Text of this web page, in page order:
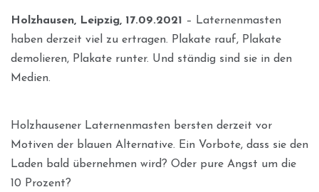
Holzhausen, Leipzig, 17.09.2021
– Laternenmasten
haben derzeit viel zu ertragen. Plakate rauf, Plakate
demolieren, Plakate runter. Und ständig sind sie in den
Medien.
Holzhausener Laternenmasten bersten derzeit vor
Motiven der blauen Alternative. Ein Vorbote, dass sie den
Laden bald übernehmen wird? Oder pure Angst um die
10 Prozent?